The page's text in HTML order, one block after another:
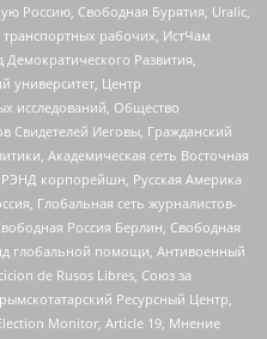
Россию, Свободная Бурятия, Uralic,
рабочих, ИстЧам
Развития,
университет, Центр
исследований, Общество
Свидетелей Иеговы, Гражданский
Академическая сеть Восточная
РЭНД корпорейшн, Русская Америка
Глобальная сеть журналистов-
Россия Берлин, Свободная
глобальной помощи, Антивоенный
de Rusos Libres, Союз за
Ресурсный Центр,
Monitor, Article 19, Мнение